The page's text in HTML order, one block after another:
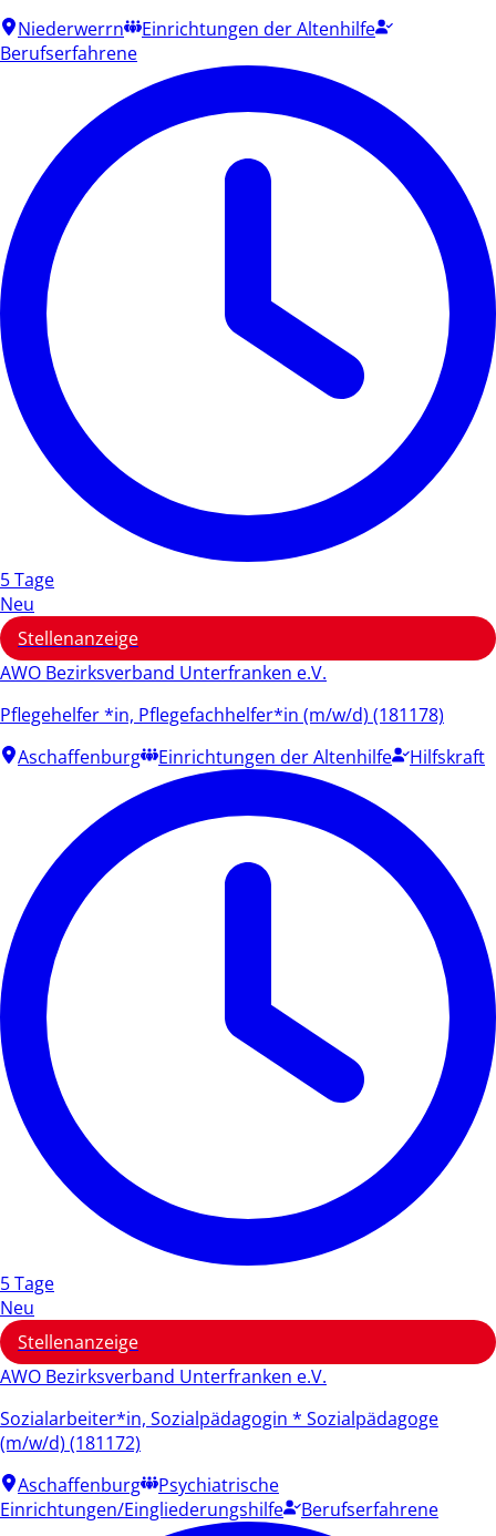
Niederwerrn
Einrichtungen der Altenhilfe
Berufserfahrene
5 Tage
Neu
Stellenanzeige
AWO Bezirksverband Unterfranken e.V.
Pflegehelfer *in, Pflegefachhelfer*in (m/w/d) (181178)
Aschaffenburg
Einrichtungen der Altenhilfe Hilfskraft
5 Tage
Neu
Stellenanzeige
AWO Bezirksverband Unterfranken e.V.
Sozialarbeiter*in, Sozialpädagogin * Sozialpädagoge
(m/w/d) (181172)
Aschaffenburg
Psychiatrische
Einrichtungen/Eingliederungshilfe
Berufserfahrene